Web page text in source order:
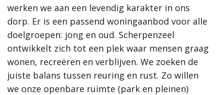
samenleving, dan werkt de gemeente Scherpenzeel graag mee
aan jouw initiatief!”
Meer informatie
Wat is de omgevingsvisie?
Proces MeetUps
Relatie met andere omgevingsvisies
werken we aan een levendig karakter in ons
dorp. Er is een passend woningaanbod voor alle
doelgroepen: jong en oud. Scherpenzeel
ontwikkelt zich tot een plek waar mensen graag
wonen, recreëren en verblijven. We zoeken de
juiste balans tussen reuring en rust. Zo willen
we onze openbare ruimte (park en pleinen)
werken we aan een levendig karakter in ons
dorp. Er is een passend woningaanbod voor alle
doelgroepen: jong en oud. Scherpenzeel
ontwikkelt zich tot een plek waar mensen graag
wonen, recreëren en verblijven. We zoeken de
juiste balans tussen reuring en rust. Zo willen
we onze openbare ruimte (park en pleinen)